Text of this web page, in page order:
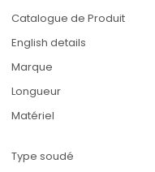
Catalogue de Produit
English details
Marque
Longueur
Matériel
Type soudé